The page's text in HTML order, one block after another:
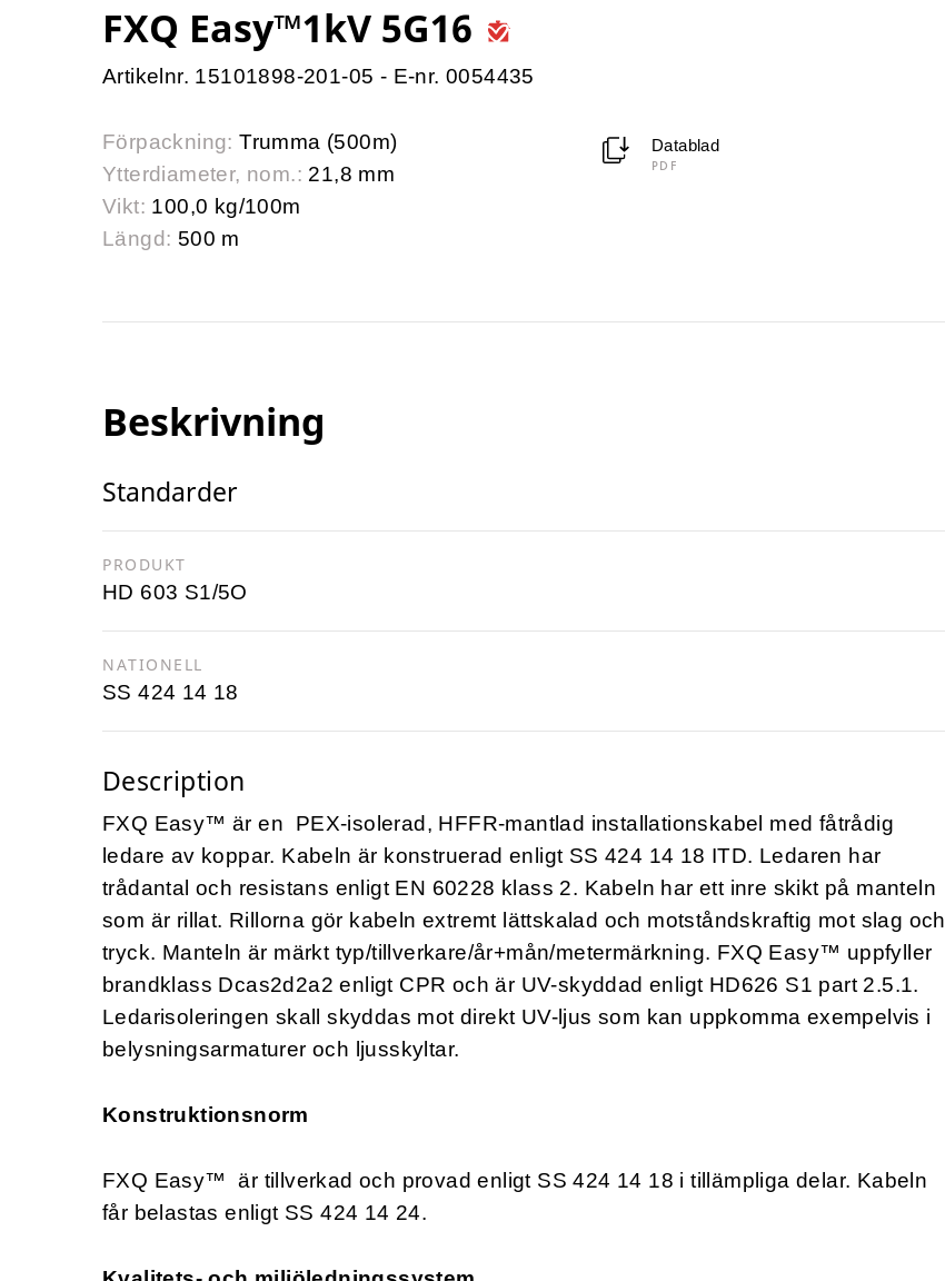
FXQ Easy™1kV 5G16
Artikelnr. 15101898-201-05 - E-nr. 0054435
Förpackning: Trumma (500m)
Ytterdiameter, nom.: 21,8 mm
Vikt: 100,0 kg/100m
Längd: 500 m
Datablad
PDF
Beskrivning
Standarder
PRODUKT
HD 603 S1/5O
NATIONELL
SS 424 14 18
Description
FXQ Easy™ är en PEX-isolerad, HFFR-mantlad installationskabel med fåtrådig
ledare av koppar. Kabeln är konstruerad enligt SS 424 14 18 ITD. Ledaren har
trådantal och resistans enligt EN 60228 klass 2. Kabeln har ett inre skikt på manteln
som är rillat. Rillorna gör kabeln extremt lättskalad och motståndskraftig mot slag och
tryck. Manteln är märkt typ/tillverkare/år+mån/metermärkning. FXQ Easy™ uppfyller
brandklass Dcas2d2a2 enligt CPR och är UV-skyddad enligt HD626 S1 part 2.5.1.
Ledarisoleringen skall skyddas mot direkt UV-ljus som kan uppkomma exempelvis i
belysningsarmaturer och ljusskyltar.
Konstruktionsnorm
FXQ Easy™ är tillverkad och provad enligt SS 424 14 18 i tillämpliga delar. Kabeln
får belastas enligt SS 424 14 24.